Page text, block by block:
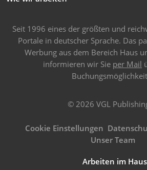
Seit 1996 eines der größten und
Portale in deutscher Sprache. Das
Werbung aus dem Bereich Haus
informieren wir Sie per Mail
© 2026 VGL
Cookie Einstellungen
Unser Team
Arbeiten im Haus